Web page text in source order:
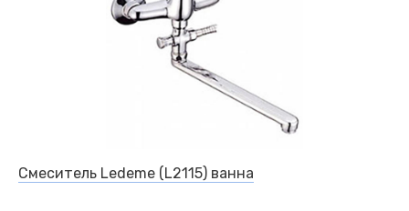
Смеситель Ledeme (L2115) ванна